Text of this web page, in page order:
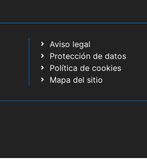
Aviso legal
Protección de datos
Política de cookies
Mapa del sitio